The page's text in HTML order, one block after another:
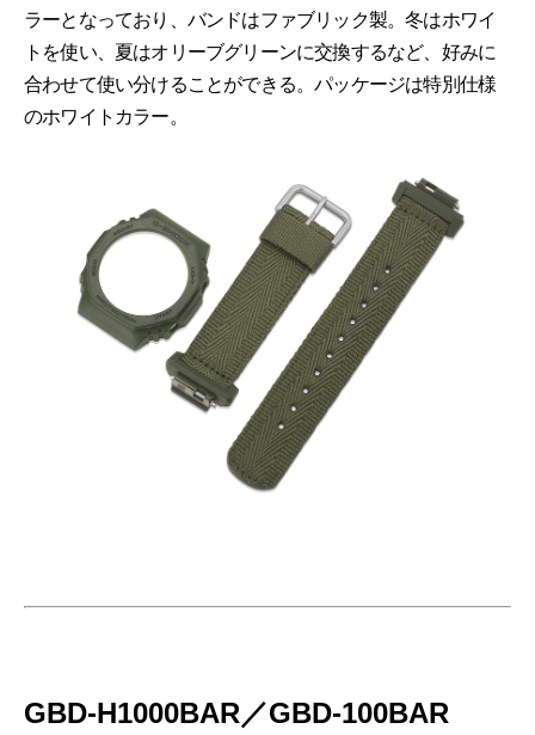
ラーとなっており、バンドはファブリック製。冬はホワイ
トを使い、夏はオリーブグリーンに交換するなど、好みに
合わせて使い分けることができる。パッケージは特別仕様
のホワイトカラー。
GBD-H1000BAR／GBD-100BAR